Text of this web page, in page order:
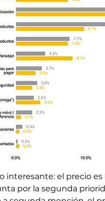
interesante: el precio es
por la segunda